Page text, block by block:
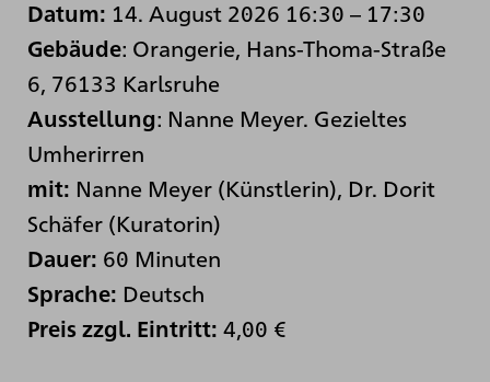
Datum: 14. August 2026 16:30 – 17:30
Gebäude: Orangerie, Hans-Thoma-Straße
6, 76133 Karlsruhe
Ausstellung: Nanne Meyer. Gezieltes
Umherirren
mit: Nanne Meyer (Künstlerin), Dr. Dorit
Schäfer (Kuratorin)
Dauer: 60 Minuten
Sprache: Deutsch
Preis zzgl. Eintritt: 4,00 €